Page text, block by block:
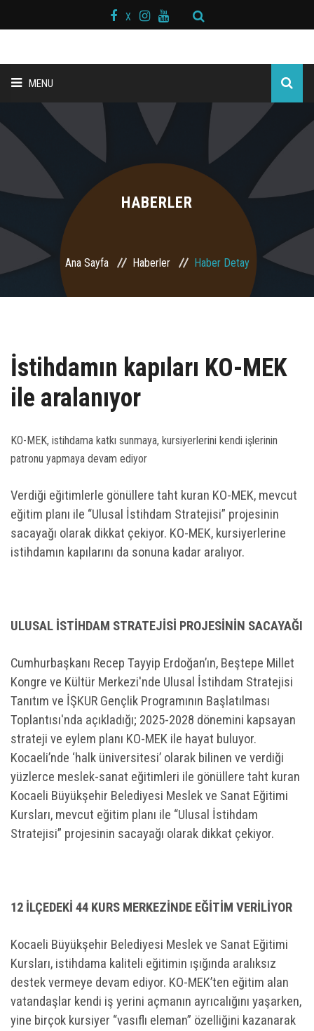
X
MENU
ANA SAYFA
BAŞKAN MESAJI
HAKKIMIZDA
KURS MERKEZLERİ
BRANŞLAR
KAYIT OL /GIRIŞ YAP
İLETİŞİM
HABERLER
Ana Sayfa Haberler Haber Detay
İstihdamın kapıları KO-MEK
ile aralanıyor
KO-MEK, istihdama katkı sunmaya, kursiyerlerini kendi işlerinin
patronu yapmaya devam ediyor
Verdiği eğitimlerle gönüllere taht kuran KO-MEK, mevcut
eğitim planı ile “Ulusal İstihdam Stratejisi” projesinin
sacayağı olarak dikkat çekiyor. KO-MEK, kursiyerlerine
istihdamın kapılarını da sonuna kadar aralıyor.
ULUSAL İSTİHDAM STRATEJİSİ PROJESİNİN SACAYAĞI
Cumhurbaşkanı Recep Tayyip Erdoğan’ın, Beştepe Millet
Kongre ve Kültür Merkezi'nde Ulusal İstihdam Stratejisi
Tanıtım ve İŞKUR Gençlik Programının Başlatılması
Toplantısı'nda açıkladığı; 2025-2028 dönemini kapsayan
strateji ve eylem planı KO-MEK ile hayat buluyor.
Kocaeli’nde ‘halk üniversitesi’ olarak bilinen ve verdiği
yüzlerce meslek-sanat eğitimleri ile gönüllere taht kuran
Kocaeli Büyükşehir Belediyesi Meslek ve Sanat Eğitimi
Kursları, mevcut eğitim planı ile “Ulusal İstihdam
Stratejisi” projesinin sacayağı olarak dikkat çekiyor.
12 İLÇEDEKİ 44 KURS MERKEZİNDE EĞİTİM VERİLİYOR
Kocaeli Büyükşehir Belediyesi Meslek ve Sanat Eğitimi
Kursları, istihdama kaliteli eğitimin ışığında aralıksız
destek vermeye devam ediyor. KO-MEK’ten eğitim alan
vatandaşlar kendi iş yerini açmanın ayrıcalığını yaşarken,
yine birçok kursiyer “vasıflı eleman” özelliğini kazanarak